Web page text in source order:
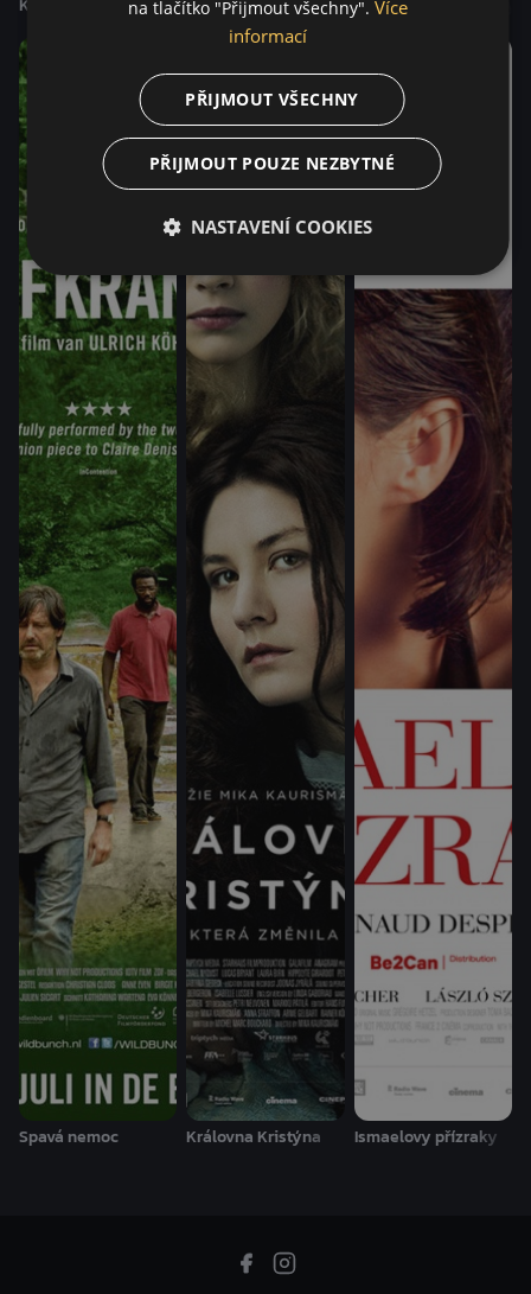
Klidný chaos Ptáci a lidé Z prezidentské
Spavá nemoc Královna Kristýna Ismaelovy přízraky
na tlačítko "Přijmout všechny". Více
informací
PŘIJMOUT VŠECHNY
PŘIJMOUT POUZE NEZBYTNÉ
NASTAVENÍ COOKIES